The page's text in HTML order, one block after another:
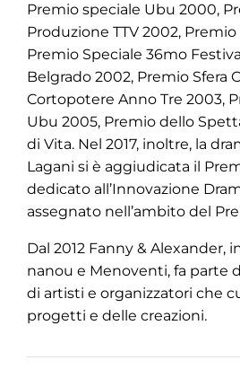
Premio speciale Ubu 2000,
Produzione TTV 2002,
Premio Speciale 36mo
Belgrado 2002, Premio Sfera
Cortopotere Anno Tre 2003,
Ubu 2005, Premio dello
di Vita. Nel 2017, inoltre, la
Lagani si è aggiudicata il
dedicato all’Innovazione
assegnato nell’ambito del
Dal 2012 Fanny & Alexander,
nanou e Menoventi, fa parte
di artisti e organizzatori che
progetti e delle creazioni.